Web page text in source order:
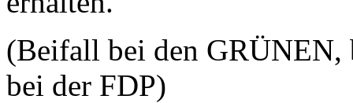
(Beifall bei den GRÜNEN,
bei der FDP)